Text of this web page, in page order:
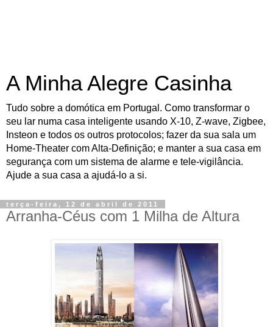
A Minha Alegre Casinha
Tudo sobre a domótica em Portugal. Como transformar o
seu lar numa casa inteligente usando X-10, Z-wave, Zigbee,
Insteon e todos os outros protocolos; fazer da sua sala um
Home-Theater com Alta-Definição; e manter a sua casa em
segurança com um sistema de alarme e tele-vigilância.
Ajude a sua casa a ajudá-lo a si.
terça-feira, 12 de abril de 2011
Arranha-Céus com 1 Milha de Altura